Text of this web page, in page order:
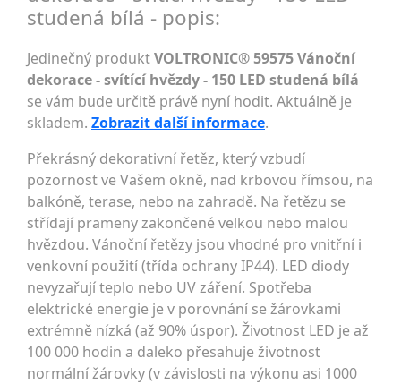
studená bílá - popis:
Jedinečný produktVOLTRONIC® 59575 Vánoční
dekorace - svítící hvězdy - 150 LED studená bílá
se vám bude určitě právě nyní hodit. Aktuálně je
skladem. Zobrazit další informace.
Překrásný dekorativní řetěz, který vzbudí
pozornost ve Vašem okně, nad krbovou římsou, na
balkóně, terase, nebo na zahradě. Na řetězu se
střídají prameny zakončené velkou nebo malou
hvězdou. Vánoční řetězy jsou vhodné pro vnitřní i
venkovní použití (třída ochrany IP44). LED diody
nevyzařují teplo nebo UV záření. Spotřeba
elektrické energie je v porovnání se žárovkami
extrémně nízká (až 90% úspor). Životnost LED je až
100 000 hodin a daleko přesahuje životnost
normální žárovky (v závislosti na výkonu asi 1000